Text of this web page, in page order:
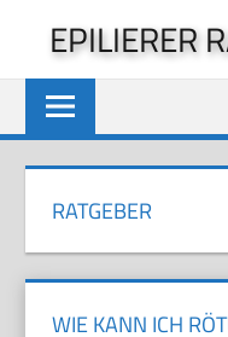
springen
EPILIERER
RATGEBER
WIE KANN ICH